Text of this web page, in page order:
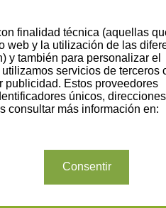
finalidad técnica (aquellas
web y la utilización de las
y también para personalizar el
servicios de terceros
publicidad. Estos proveedores
únicos,
consultar más información en:
Consentir